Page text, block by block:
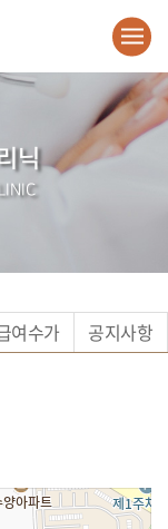
닉
여수가 공지사항